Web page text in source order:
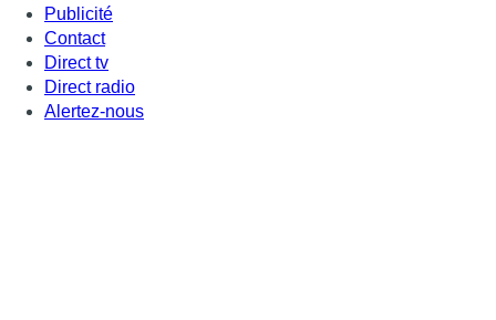
Publicité
Contact
Direct tv
Direct radio
Alertez-nous